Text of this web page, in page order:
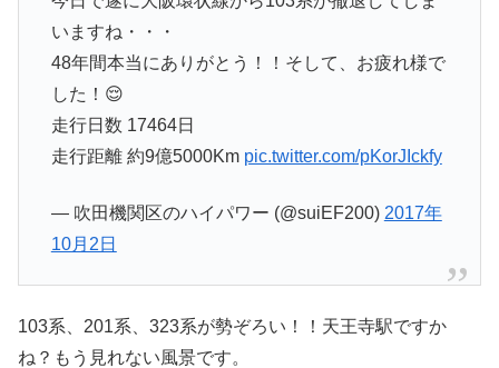
いますね・・・
48年間本当にありがとう！！そして、お疲れ様で
した！😌
走行日数 17464日
走行距離 約9億5000Km pic.twitter.com/pKorJIckfy
— 吹田機関区のハイパワー (@suiEF200) 2017年
10月2日
103系、201系、323系が勢ぞろい！！天王寺駅ですか
ね？もう見れない風景です。